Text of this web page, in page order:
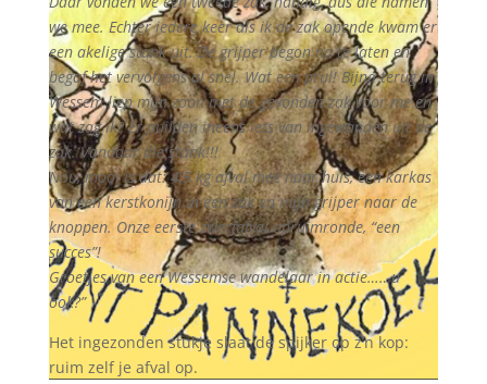
we mee. Echter iedere keer als ik de zak opende kwam er
een akelige stank uit. De grijper begon na te laten en
begaf het vervolgens al snel. Wat een prul! Bijna terug in
Wessem liep mijn zoon met de gevonden zak voor me en
wat zag ik? Er puilden ineens iets van ingewanden uit de
zak. Vandaar die stank!!!
Nou, mooi is dat: 4,5 kg afval mee naar huis, een karkas
van een kerstkonijn in een zak en mijn grijper naar de
knoppen. Onze eerste zwerfafval opruimronde, “een
succes”!
Groetjes van een Wessemse wandelaar in actie……u
ook?”
Het ingezonden stukje slaat de spijker op z’n kop:
ruim zelf je afval op.